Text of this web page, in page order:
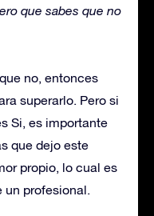
que sabes que no
no, entonces
superarlo. Pero si
Si, es importante
que dejo este
propio, lo cual es
un profesional.